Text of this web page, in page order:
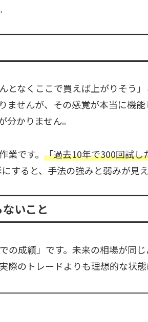
となくここで買えば上がりそう
ませんが、その感覚が本当に機
かりません。
です。 「過去10年で300回試し
すると、手法の強みと弱みが見え
いこと
の成績」です。未来の相場が同
のトレードよりも理想的な状態